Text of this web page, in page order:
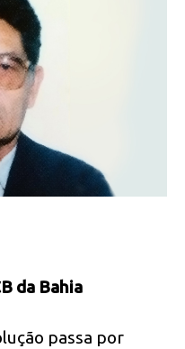
da Bahia
passa por